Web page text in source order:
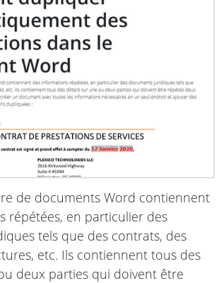
de documents Word contiennent
répétées, en particulier des
tels que des contrats, des
etc. Ils contiennent tous des
deux parties qui doivent être